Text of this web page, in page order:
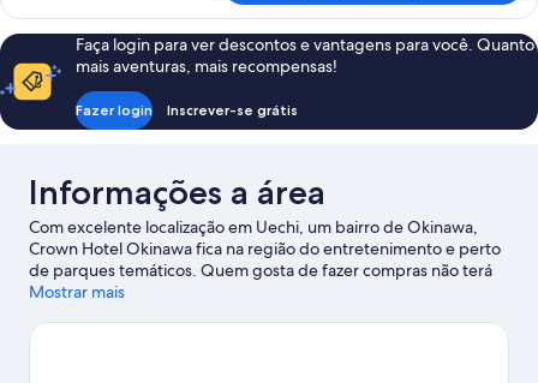
para
fumantes
duplo,
2
camas
de
casal,
para
Faça login para ver descontos e vantagens para você. Quanto
mais aventuras, mais recompensas!
Fazer login Inscrever-se grátis
Informações a área
Com excelente localização em Uechi, um bairro de Okinawa,
Crown Hotel Okinawa fica na região do entretenimento e perto
de parques temáticos. Quem gosta de fazer compras não terá
dificuldade em encontrar boas ofertas em Aeon Mall Rycom e
belezas naturais da região, a recomendação é explorar Okinawa
Mostrar mais